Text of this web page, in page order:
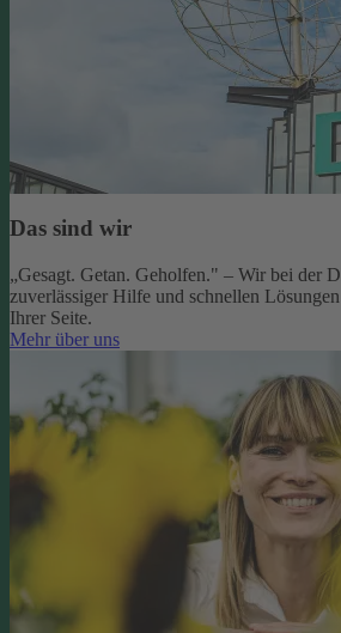
Das sind wir
„Gesagt. Getan. Geholfen." – Wir bei der
zuverlässiger Hilfe und schnellen
Ihrer Seite.
Mehr über uns